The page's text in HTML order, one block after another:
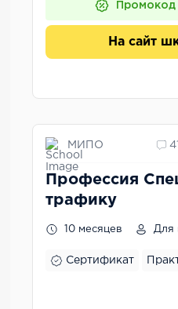
Промокод
На сайт
МИПО 41
Профессия
трафику
10 месяцев Для
Сертификат